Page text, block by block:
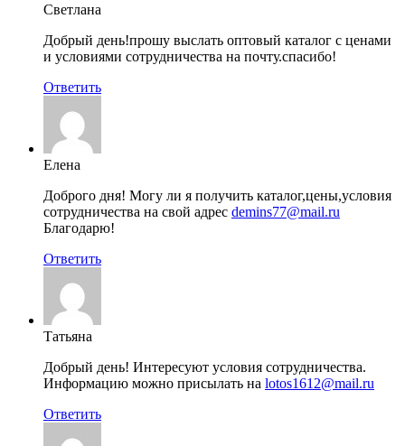
Светлана
Добрый день!прошу выслать оптовый каталог с ценами
и условиями сотрудничества на почту.спасибо!
Ответить
Елена
Доброго дня! Могу ли я получить каталог,цены,условия
сотрудничества на свой адрес demins77@mail.ru
Благодарю!
Ответить
Татьяна
Добрый день! Интересуют условия сотрудничества.
Информацию можно присылать на lotos1612@mail.ru
Ответить